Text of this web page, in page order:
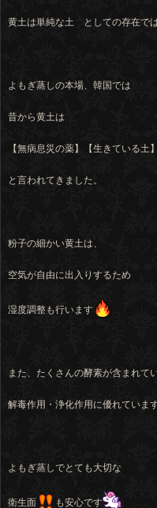
黄土は単純な土 としての存在で
よもぎ蒸しの本場、韓国では
昔から黄土は
【無病息災の薬】【生きている土】
と言われてきました。
粉子の細かい黄土は、
空気が自由に出入りするため
湿度調整も行います
また、たくさんの酵素が含まれて
解毒作用・浄化作用に優れていま
よもぎ蒸しでとても大切な
衛生面 も安心です